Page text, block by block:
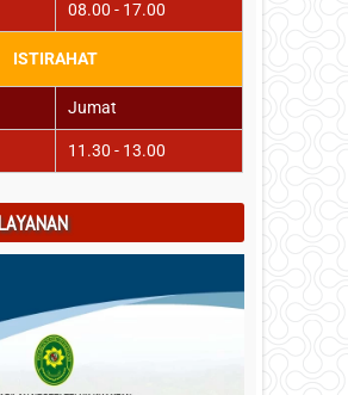
08.00 - 17.00
ISTIRAHAT
Jumat
11.30 - 13.00